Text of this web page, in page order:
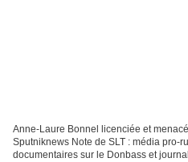
Anne-Laure Bonnel licenciée et
Sputniknews Note de SLT : média pro-
documentaires sur le Donbass et